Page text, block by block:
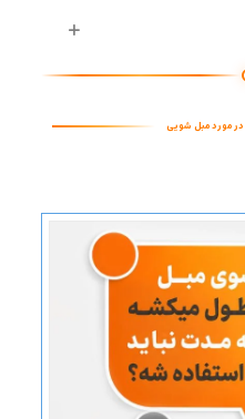
در مورد مبل شویی